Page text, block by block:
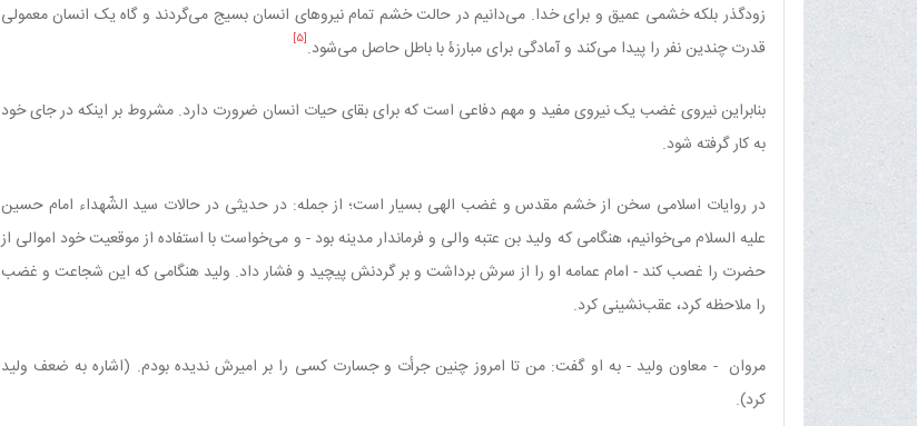
زودگذر بلکه خشمی عمیق و برای خدا. می‌دانیم در حالت خشم تمام نیروهای انسان بسیج می‌گردند و گاه یک انسان معمولی
قدرت چندین نفر را پیدا می‌کند و آمادگی برای مبارزۀ با باطل حاصل می‌شود.[5]
بنابراین نیروی غضب یک نیروی مفید و مهم دفاعی است که برای بقای حیات انسان ضرورت دارد. مشروط بر اینکه در جای خود
به کار گرفته شود.
در روایات اسلامی سخن از خشم مقدس و غضب الهی بسیار است؛ از جمله: در حدیثی در حالات سید الشّهداء امام حسین
علیه السلام می‌خوانیم، هنگامی که ولید بن عتبه والی و فرماندار مدینه بود - و می‌خواست با استفاده از موقعیت خود اموالی از
حضرت را غصب کند - امام عمامه او را از سرش برداشت و بر گردنش پیچید و فشار داد. ولید هنگامی که این شجاعت و غضب
را ملاحظه کرد، عقب‌نشینی کرد.
مروان - معاون ولید - به او گفت: من تا امروز چنین جرأت و جسارت کسی را بر امیرش ندیده بودم. (اشاره به ضعف ولید
کرد).